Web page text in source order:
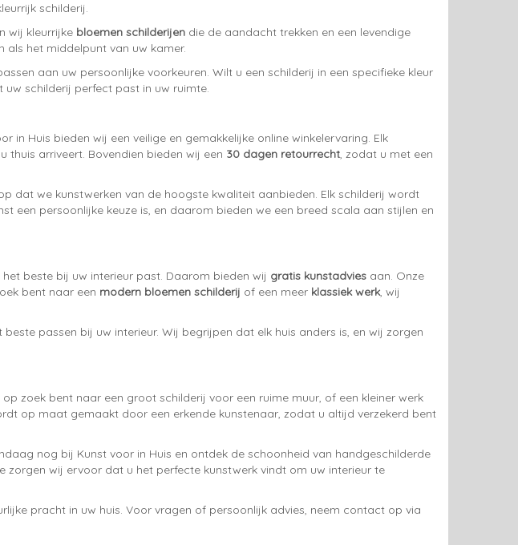
schilderij.
wij kleurrijke bloemen schilderijen die de aandacht trekken en een levendige
als het middelpunt van uw kamer.
aan uw persoonlijke voorkeuren. Wilt u een schilderij in een specifieke kleur
schilderij perfect past in uw ruimte.
in Huis bieden wij een veilige en gemakkelijke online winkelervaring. Elk
arriveert. Bovendien bieden wij een 30 dagen retourrecht, zodat u met een
dat we kunstwerken van de hoogste kwaliteit aanbieden. Elk schilderij wordt
een persoonlijke keuze is, en daarom bieden we een breed scala aan stijlen en
beste bij uw interieur past. Daarom bieden wij gratis kunstadvies aan. Onze
bent naar een modern bloemen schilderij of een meer klassiek werk, wij
passen bij uw interieur. Wij begrijpen dat elk huis anders is, en wij zorgen
zoek bent naar een groot schilderij voor een ruime muur, of een kleiner werk
op maat gemaakt door een erkende kunstenaar, zodat u altijd verzekerd bent
nog bij Kunst voor in Huis en ontdek de schoonheid van handgeschilderde
zorgen wij ervoor dat u het perfecte kunstwerk vindt om uw interieur te
pracht in uw huis. Voor vragen of persoonlijk advies, neem contact op via